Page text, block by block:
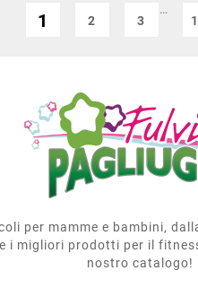
1 2 3
…
per mamme e bambini,
i migliori prodotti per il
nostro catalogo!